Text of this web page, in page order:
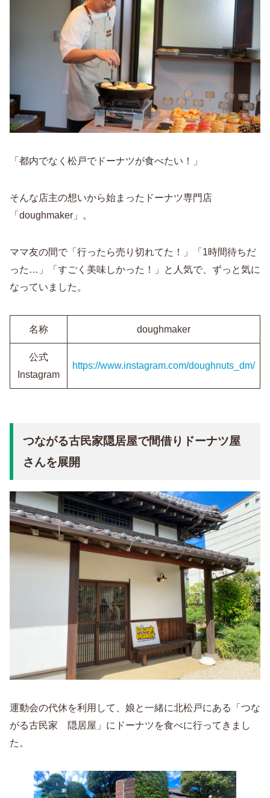
「都内でなく松戸でドーナツが食べたい！」
そんな店主の想いから始まったドーナツ専門店
「doughmaker」。
ママ友の間で「行ったら売り切れてた！」「1時間待ちだ
った…」「すごく美味しかった！」と人気で、ずっと気に
なっていました。
名称 doughmaker
公式
Instagram
https://www.instagram.com/doughnuts_dm/
つながる古民家隠居屋で間借りドーナツ屋
さんを展開
運動会の代休を利用して、娘と一緒に北松戸にある「つな
がる古民家 隠居屋」にドーナツを食べに行ってきまし
た。